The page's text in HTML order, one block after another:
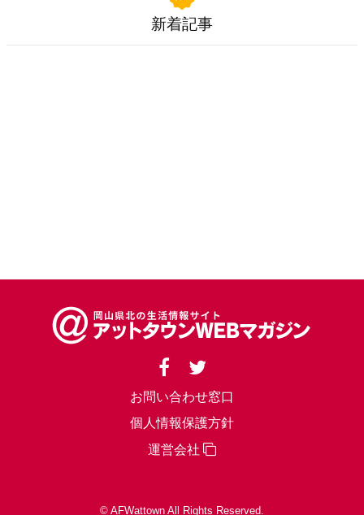
新着記事
お問い合わせ窓口
個人情報保護方針
運営会社
© AFWattown All Rights Reserved.